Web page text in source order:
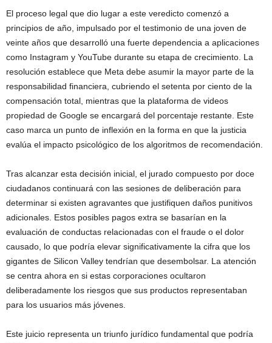
El proceso legal que dio lugar a este veredicto comenzó a
principios de año, impulsado por el testimonio de una joven de
veinte años que desarrolló una fuerte dependencia a aplicaciones
como Instagram y YouTube durante su etapa de crecimiento. La
resolución establece que Meta debe asumir la mayor parte de la
responsabilidad financiera, cubriendo el setenta por ciento de la
compensación total, mientras que la plataforma de videos
propiedad de Google se encargará del porcentaje restante. Este
caso marca un punto de inflexión en la forma en que la justicia
evalúa el impacto psicológico de los algoritmos de recomendación.
Tras alcanzar esta decisión inicial, el jurado compuesto por doce
ciudadanos continuará con las sesiones de deliberación para
determinar si existen agravantes que justifiquen daños punitivos
adicionales. Estos posibles pagos extra se basarían en la
evaluación de conductas relacionadas con el fraude o el dolor
causado, lo que podría elevar significativamente la cifra que los
gigantes de Silicon Valley tendrían que desembolsar. La atención
se centra ahora en si estas corporaciones ocultaron
deliberadamente los riesgos que sus productos representaban
para los usuarios más jóvenes.
Este juicio representa un triunfo jurídico fundamental que podría